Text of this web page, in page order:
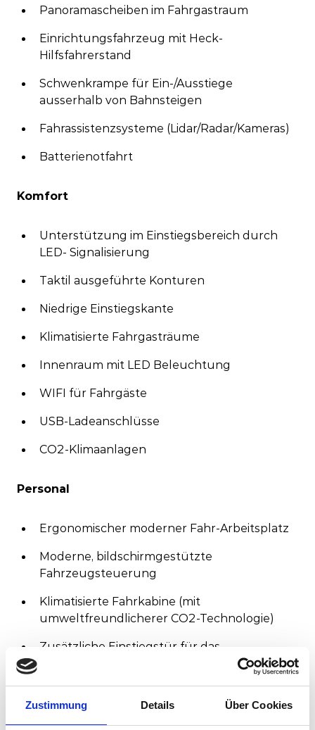
Zustimmung Details Über Cookies
Panoramascheiben im Fahrgastraum
Einrichtungsfahrzeug mit Heck-
Hilfsfahrerstand
Schwenkrampe für Ein-/Ausstiege
ausserhalb von Bahnsteigen
Fahrassistenzsysteme (Lidar/Radar/Kameras)
Batterienotfahrt
Komfort
Unterstützung im Einstiegsbereich durch
LED- Signalisierung
Taktil ausgeführte Konturen
Niedrige Einstiegskante
Klimatisierte Fahrgasträume
Innenraum mit LED Beleuchtung
WIFI für Fahrgäste
USB-Ladeanschlüsse
CO2-Klimaanlagen
Personal
Ergonomischer moderner Fahr-Arbeitsplatz
Moderne, bildschirmgestützte
Fahrzeugsteuerung
Klimatisierte Fahrkabine (mit
umweltfreundlicherer CO2-Technologie)
Zusätzliche Einstiegstür für das
FahrpersonalZuverlässigkeit / Verfügbarkeit